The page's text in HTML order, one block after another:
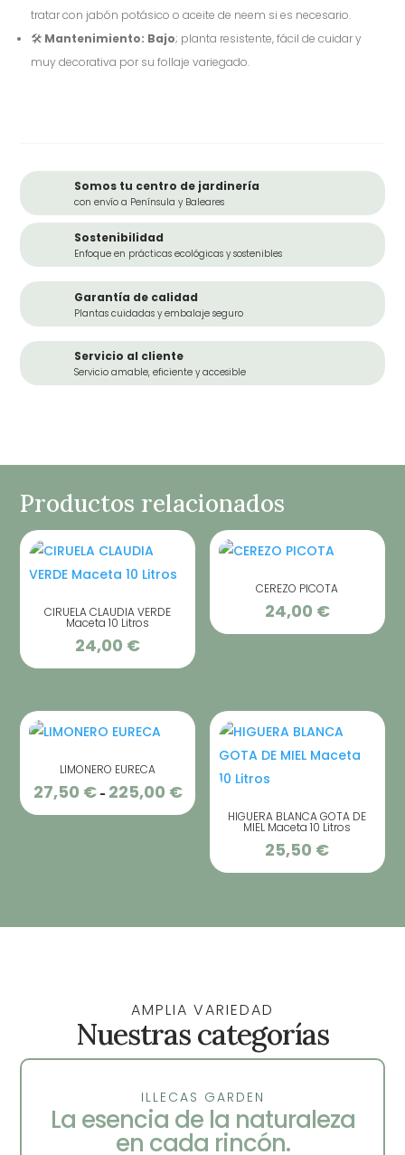
tratar con jabón potásico o aceite de neem si es necesario.
🛠️ Mantenimiento: Bajo; planta resistente, fácil de cuidar y
muy decorativa por su follaje variegado.
Somos tu centro de jardinería
con envío a Península y Baleares
Sostenibilidad
Enfoque en prácticas ecológicas y sostenibles
Garantía de calidad
Plantas cuidadas y embalaje seguro
Servicio al cliente
Servicio amable, eficiente y accesible
Productos relacionados
CIRUELA CLAUDIA VERDE
Maceta 10 Litros
24,00 €
CEREZO PICOTA
24,00 €
LIMONERO EURECA
27,50 € - 225,00 €Rango
de
desde
225,00 €
HIGUERA BLANCA GOTA DE
MIEL Maceta 10 Litros
25,50 €
AMPLIA VARIEDAD
Nuestras categorías
ILLECAS GARDEN
La esencia de la naturaleza
en cada rincón.